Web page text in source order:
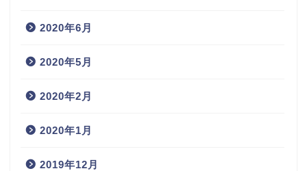
2020年6月
2020年5月
2020年2月
2020年1月
2019年12月